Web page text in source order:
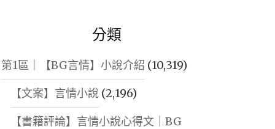
分類
第1區｜【BG言情】小說介紹 (10,319)
【文案】言情小說(2,196)
【書籍評論】言情小說心得文｜BG